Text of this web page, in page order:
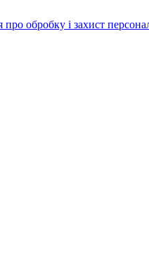
обробку і захист